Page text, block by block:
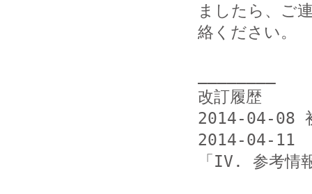
ましたら、ご
絡ください。
改訂履歴
2014-04-08
2014-04-11
「IV. 参考情